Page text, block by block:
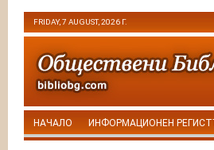
FRIDAY, 7 AUGUST, 2026 Г.
НАЧАЛО ИНФОРМАЦИОНЕН